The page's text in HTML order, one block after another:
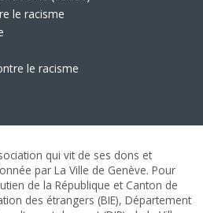
le racisme
le racisme
qui vit de ses dons et
par La Ville de Genève. Pour
de la République et Canton de
des étrangers (BIE), Département